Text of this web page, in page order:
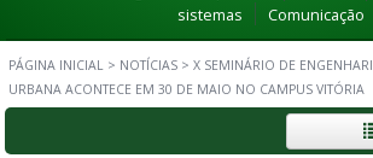
sistemas
Comunicação
PÁGINA INICIAL > NOTÍCIAS > X SEMINÁRIO DE
URBANA ACONTECE EM 30 DE MAIO NO CAMPUS VITÓRIA